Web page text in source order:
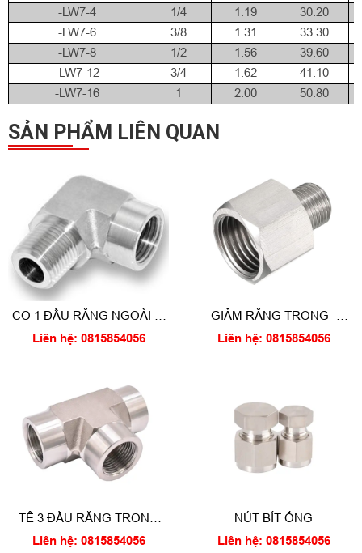
-LW7-4
1/4 1.19
30.20
-LW7-6
3/8 1.31
33.30
-LW7-8
1/2 1.56
39.60
-LW7-12
3/4 1.62
41.10
-LW7-16
1 2.00 50.80
SẢN PHẨM LIÊN QUAN
CO 1 ĐẦU RĂNG NGOÀI -1
ĐẦU RĂNG TRONG
Liên hệ: 0815854056
GIẢM RĂNG TRONG -
RĂNG NGOÀI (REDUCING
ADAPTER)
Liên hệ: 0815854056
TÊ 3 ĐẦU RĂNG TRONG
ĐỀU
Liên hệ: 0815854056
NÚT BÍT ỐNG
Liên hệ: 0815854056